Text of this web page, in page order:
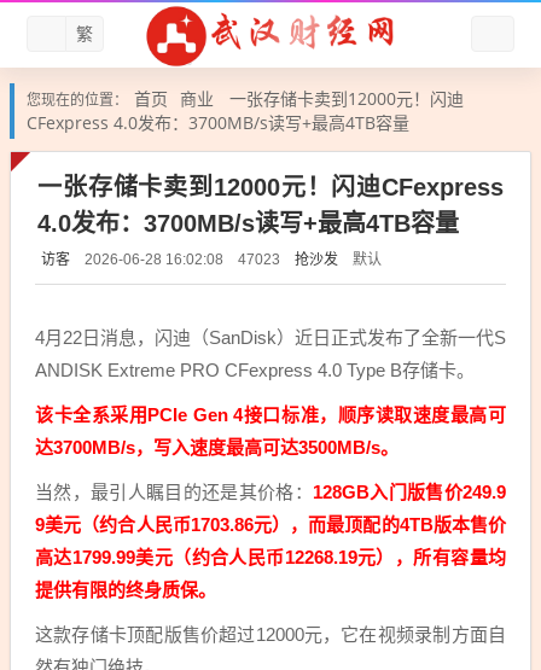
繁
您现在的位置： 首页 商业
一张存储卡卖到12000元！闪迪
CFexpress 4.0发布：3700MB/s读写+最高4TB容量
一张存储卡卖到12000元！闪迪CFexpress
4.0发布：3700MB/s读写+最高4TB容量
访客 2026-06-28 16:02:08 47023 抢沙发 默认
4月22日消息，闪迪（SanDisk）近日正式发布了全新一代S
ANDISK Extreme PRO CFexpress 4.0 Type B存储卡。
该卡全系采用PCIe Gen 4接口标准，顺序读取速度最高可
达3700MB/s，写入速度最高可达3500MB/s。
当然，最引人瞩目的还是其价格： 128GB入门版售价249.9
9美元（约合人民币1703.86元），而最顶配的4TB版本售价
高达1799.99美元（约合人民币12268.19元），所有容量均
提供有限的终身质保。
这款存储卡顶配版售价超过12000元，它在视频录制方面自